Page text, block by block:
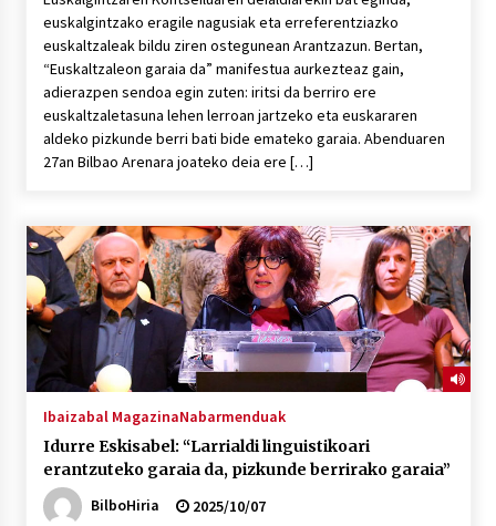
euskalgintzako eragile nagusiak eta erreferentziazko
euskaltzaleak bildu ziren ostegunean Arantzazun. Bertan,
“Euskaltzaleon garaia da” manifestua aurkezteaz gain,
adierazpen sendoa egin zuten: iritsi da berriro ere
euskaltzaletasuna lehen lerroan jartzeko eta euskararen
aldeko pizkunde berri bati bide emateko garaia. Abenduaren
27an Bilbao Arenara joateko deia ere […]
Ibaizabal MagazinaNabarmenduak
Idurre Eskisabel: “Larrialdi linguistikoari
erantzuteko garaia da, pizkunde berrirako garaia”
BilboHiria
2025/10/07